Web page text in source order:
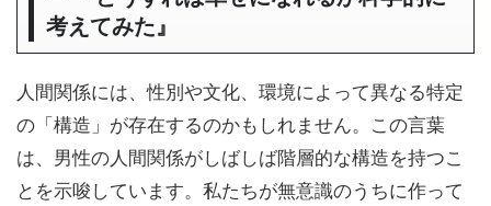
考えてみた』
人間関係には、性別や文化、環境によって異なる特定
の「構造」が存在するのかもしれません。この言葉
は、男性の人間関係がしばしば階層的な構造を持つこ
とを示唆しています。私たちが無意識のうちに作って